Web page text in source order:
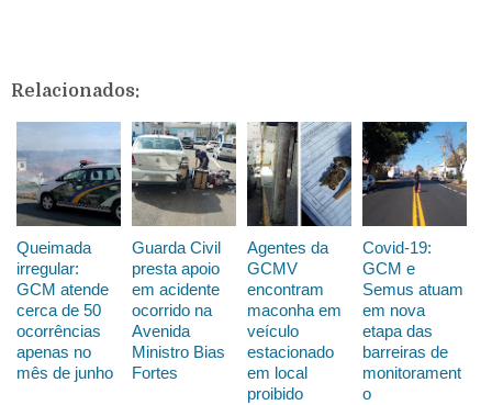
Relacionados:
Queimada
irregular:
GCM atende
cerca de 50
ocorrências
apenas no
mês de junho
Guarda Civil
presta apoio
em acidente
ocorrido na
Avenida
Ministro Bias
Fortes
Agentes da
GCMV
encontram
maconha em
veículo
estacionado
em local
proibido
Covid-19:
GCM e
Semus atuam
em nova
etapa das
barreiras de
monitorament
o